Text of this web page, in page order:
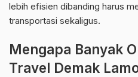
lebih efisien dibanding harus
transportasi sekaligus.
Mengapa Banyak
Travel Demak